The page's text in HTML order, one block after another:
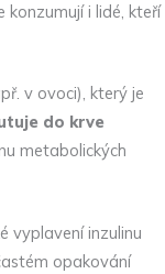
konzumují i lidé, kteří
v ovoci), který je
do krve
metabolických
vyplavení inzulinu
opakování